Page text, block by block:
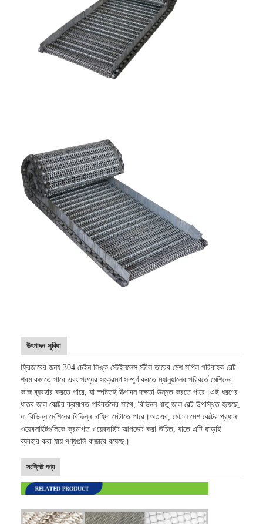
মান নিয়ন্ত্রণ
আমাদের সাথে যোগাযোগ করুন
স্টেইনলেস স্টীল জাল বেল্ট
সর্পিল তারের জাল
উচ্চ তাপমাত্রা তারের জাল
চেইন মেশ বেল্ট
সর্পিল ফ্রিজার বেল্ট
ওভেন কনভেয়ার বেল্ট
উৎপাদন সুবিধা
ফ্রিজারের জন্য 304 চেইন লিঙ্ক স্টেইনলেস স্টীল তারের মেশ সর্পিল পরিবাহক বেল্ট
শ্রম কমাতে পারে এবং পণ্যের সংক্রমণ সম্পূর্ণ করতে ম্যানুয়ালের পরিবর্তে মেশিনের
কাজ ব্যবহার করতে পারে, যা স্পষ্টতই উত্পাদন দক্ষতা উন্নত করতে পারে।এই ধরণের
ধাতব জাল বেল্টের ক্রমাগত পরিবর্তনের সাথে, বিভিন্ন ধাতু জাল বেল্ট উপস্থিত হয়েছে,
যা বিভিন্ন মেশিনের বিভিন্ন চাহিদা মেটাতে পারে।অতএব, মেটাল মেশ বেল্টের প্রধান
ওয়েবসাইটগুলিকে ক্রমাগত ওয়েবসাইট আপডেট করা উচিত, যাতে এটি ছাড়াই
ব্যবহার করা যায় পণ্যগুলি বাজারে রয়েছে।
সংশ্লিষ্ট পণ্য